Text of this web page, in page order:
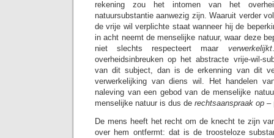
rekening zou het intomen van het
natuursubstantie aanwezig zijn. Waaruit verder
de vrije wil verplichte staat wanneer hij de
in acht neemt de menselijke natuur, waar deze
niet slechts respecteert maar verwerkelijkt
overheidsinbreuken op het abstracte vrije-wil-
van dit subject, dan is de erkenning van dit
verwerkelijking van diens wil. Het handelen
naleving van een gebod van de menselijke
menselijke natuur is dus de rechtsaanspraak op –
De mens heeft het recht om de knecht te zijn
over hem ontfermt: dat is de troosteloze